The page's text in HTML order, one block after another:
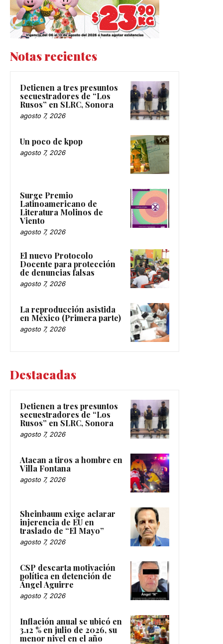
Notas recientes
Detienen a tres presuntos
secuestradores de “Los
Rusos” en SLRC, Sonora
agosto 7, 2026
Un poco de kpop
agosto 7, 2026
Surge Premio
Latinoamericano de
Literatura Molinos de
Viento
agosto 7, 2026
El nuevo Protocolo
Docente para protección
de denuncias falsas
agosto 7, 2026
La reproducción asistida
en México (Primera parte)
agosto 7, 2026
Destacadas
Detienen a tres presuntos
secuestradores de “Los
Rusos” en SLRC, Sonora
agosto 7, 2026
Atacan a tiros a hombre en
Villa Fontana
agosto 7, 2026
Sheinbaum exige aclarar
injerencia de EU en
traslado de “El Mayo”
agosto 7, 2026
CSP descarta motivación
política en detención de
Ángel Aguirre
agosto 7, 2026
Inflación anual se ubicó en
3.12 % en julio de 2026, su
menor nivel en el año